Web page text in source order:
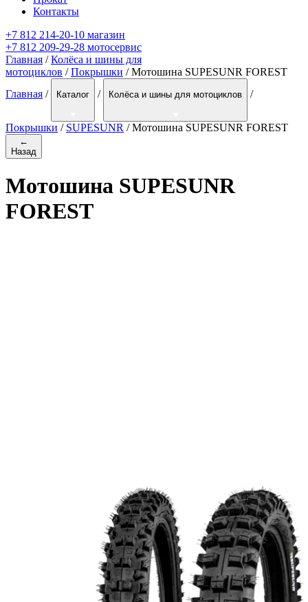
Контакты
+7 812 214-20-10 магазин
+7 812 209-29-28 мотосервис
Главная /Колёса и шины для
мотоциклов /Покрышки / Мотошина SUPESUNR FOREST
Главная / Каталог / Колёса и шины для мотоциклов /
Покрышки / SUPESUNR / Мотошина SUPESUNR FOREST
←
Назад
Мотошина SUPESUNR
FOREST